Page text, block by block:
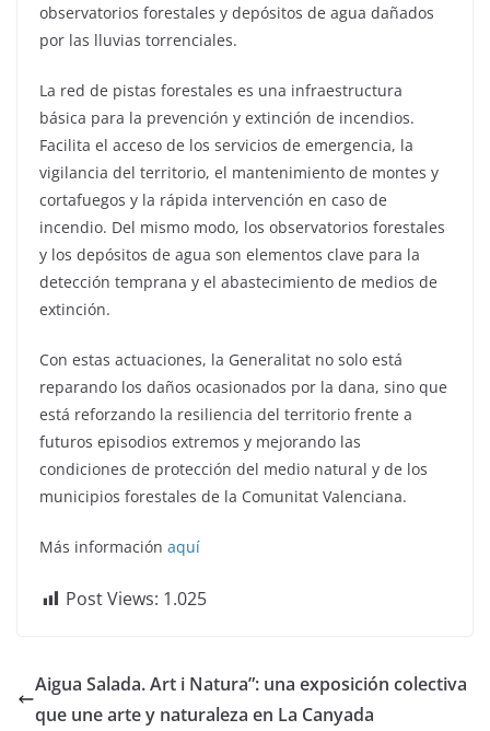
observatorios forestales y depósitos de agua dañados
por las lluvias torrenciales.
La red de pistas forestales es una infraestructura
básica para la prevención y extinción de incendios.
Facilita el acceso de los servicios de emergencia, la
vigilancia del territorio, el mantenimiento de montes y
cortafuegos y la rápida intervención en caso de
incendio. Del mismo modo, los observatorios forestales
y los depósitos de agua son elementos clave para la
detección temprana y el abastecimiento de medios de
extinción.
Con estas actuaciones, la Generalitat no solo está
reparando los daños ocasionados por la dana, sino que
está reforzando la resiliencia del territorio frente a
futuros episodios extremos y mejorando las
condiciones de protección del medio natural y de los
municipios forestales de la Comunitat Valenciana.
Más información aquí
Post Views: 1.025
Aigua Salada. Art i Natura”: una exposición colectiva
que une arte y naturaleza en La Canyada